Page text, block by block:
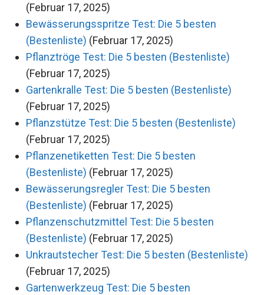
(Februar 17, 2025)
Bewässerungsspritze Test: Die 5 besten
(Bestenliste) (Februar 17, 2025)
Pflanztröge Test: Die 5 besten (Bestenliste)
(Februar 17, 2025)
Gartenkralle Test: Die 5 besten (Bestenliste)
(Februar 17, 2025)
Pflanzstütze Test: Die 5 besten (Bestenliste)
(Februar 17, 2025)
Pflanzenetiketten Test: Die 5 besten
(Bestenliste) (Februar 17, 2025)
Bewässerungsregler Test: Die 5 besten
(Bestenliste) (Februar 17, 2025)
Pflanzenschutzmittel Test: Die 5 besten
(Bestenliste) (Februar 17, 2025)
Unkrautstecher Test: Die 5 besten (Bestenliste)
(Februar 17, 2025)
Gartenwerkzeug Test: Die 5 besten